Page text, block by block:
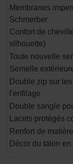
Membranes
Schmerber
Confort de
silhouette)
Toute nouvelle
Semelle
Double zip sur
l'enfilage
Double sangle
Lacets protégés
Renfort de
Décor du talon en